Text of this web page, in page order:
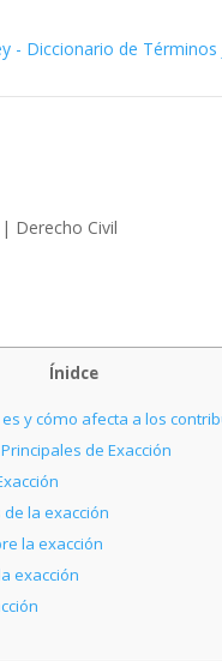
| Derecho Civil
Ínidce
es y cómo afecta a los
de Exacción
la exacción
la exacción
exacción